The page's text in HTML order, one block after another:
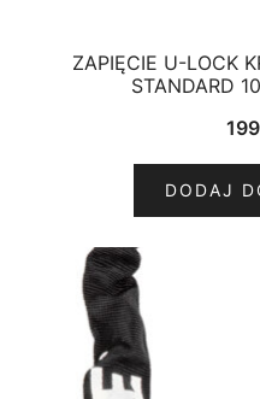
ZAPIĘCIE U-LOCK
STANDARD
DODAJ